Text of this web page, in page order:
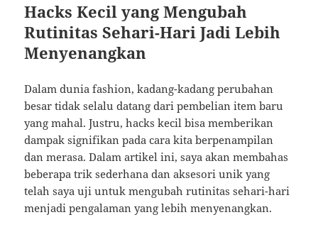
Hacks Kecil yang Mengubah
Rutinitas Sehari-Hari Jadi Lebih
Menyenangkan
Dalam dunia fashion, kadang-kadang perubahan
besar tidak selalu datang dari pembelian item baru
yang mahal. Justru, hacks kecil bisa memberikan
dampak signifikan pada cara kita berpenampilan
dan merasa. Dalam artikel ini, saya akan membahas
beberapa trik sederhana dan aksesori unik yang
telah saya uji untuk mengubah rutinitas sehari-hari
menjadi pengalaman yang lebih menyenangkan.